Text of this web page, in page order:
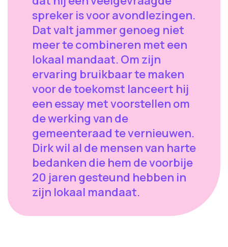
spreker is voor avondlezingen.
Dat valt jammer genoeg niet
meer te combineren met een
lokaal mandaat. Om zijn
ervaring bruikbaar te maken
voor de toekomst lanceert hij
een essay met voorstellen om
de werking van de
gemeenteraad te vernieuwen.
Dirk wil al de mensen van harte
bedanken die hem de voorbije
20 jaren gesteund hebben in
zijn lokaal mandaat.